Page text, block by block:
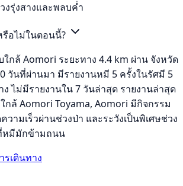
รุ่งสางและพลบค่ำ
อไม่ในตอนนี้?
ใกล้ Aomori ระยะทาง 4.4 km ผ่าน จังหวัด
วันที่ผ่านมา มีรายงานหมี 5 ครั้งในรัศมี 5
ง ไม่มีรายงานใน 7 วันล่าสุด รายงานล่าสุด
กล้ Aomori Toyama, Aomori มีกิจกรรม
ามเร็วผ่านช่วงป่า และระวังเป็นพิเศษช่วง
หมีมักข้ามถนน
รเดินทาง